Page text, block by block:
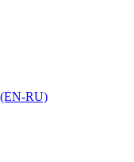
(EN-RU)